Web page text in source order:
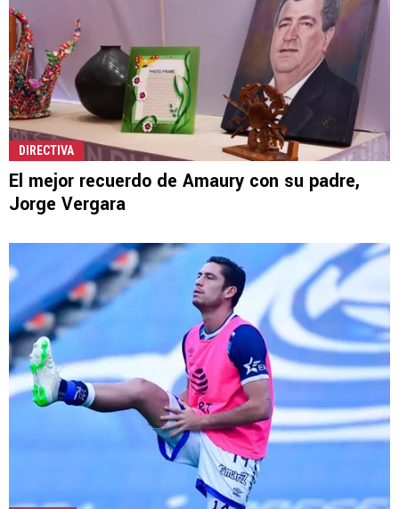
DIRECTIVA
El mejor recuerdo de Amaury con su padre,
Jorge Vergara